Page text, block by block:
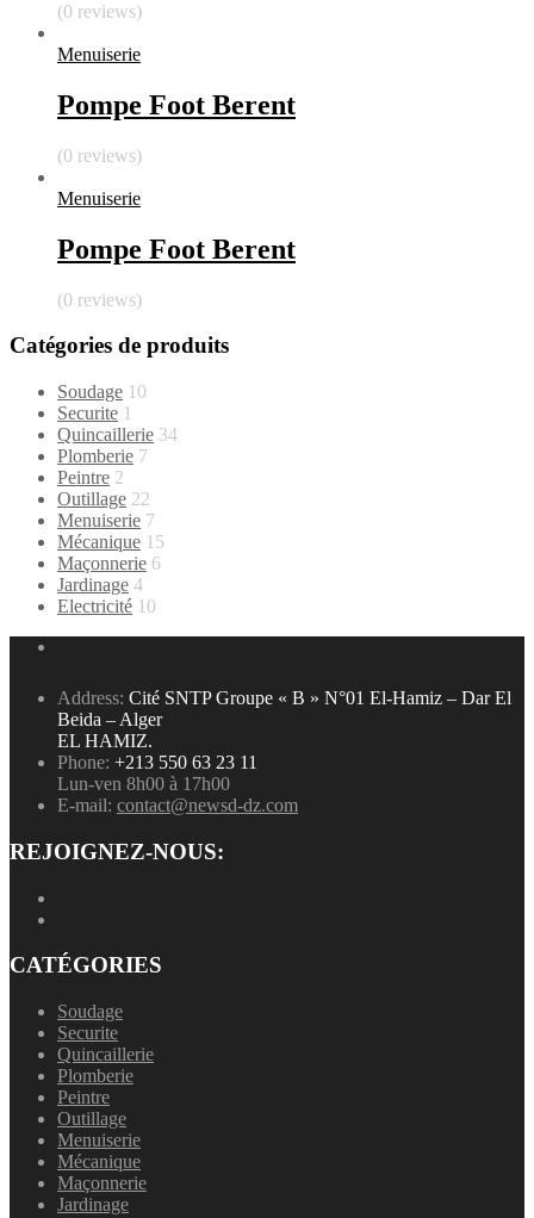
(0 reviews)
Menuiserie
Pompe Foot Berent
(0 reviews)
Menuiserie
Pompe Foot Berent
(0 reviews)
Catégories de produits
Soudage 10
Securite 1
Quincaillerie 34
Plomberie 7
Peintre 2
Outillage 22
Menuiserie 7
Mécanique 15
Maçonnerie 6
Jardinage 4
Electricité 10
Address: Cité SNTP Groupe « B » N°01 El-Hamiz – Dar El
Beida – Alger
EL HAMIZ.
Phone: +213 550 63 23 11
Lun-ven 8h00 à 17h00
E-mail: contact@newsd-dz.com
REJOIGNEZ-NOUS:
CATÉGORIES
Soudage
Securite
Quincaillerie
Plomberie
Peintre
Outillage
Menuiserie
Mécanique
Maçonnerie
Jardinage